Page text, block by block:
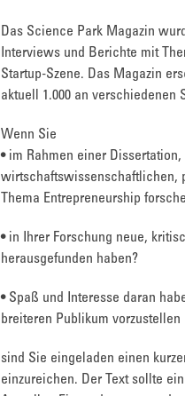
Das Science Park Magazin
Interviews und Berichte mit
Startup-Szene. Das Magazin
aktuell 1.000 an verschiedenen
Wenn Sie
• im Rahmen einer
wirtschaftswissenschaftlichen,
Thema Entrepreneurship
• in Ihrer Forschung neue,
herausgefunden haben?
• Spaß und Interesse daran
breiteren Publikum vorzustellen
sind Sie eingeladen einen
einzureichen. Der Text sollte